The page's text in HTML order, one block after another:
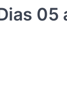
05